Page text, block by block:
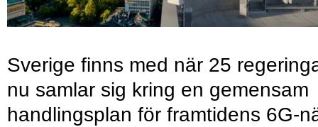
Sverige finns med när 25
nu samlar sig kring en gemensam
handlingsplan för framtidens 6G-